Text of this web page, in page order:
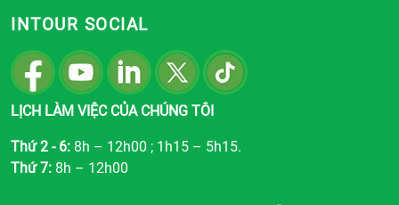
INTOUR SOCIAL
LỊCH LÀM VIỆC CỦA CHÚNG TÔI
Thứ 2 - 6: 8h – 12h00 ; 1h15 – 5h15.
Thứ 7: 8h – 12h00